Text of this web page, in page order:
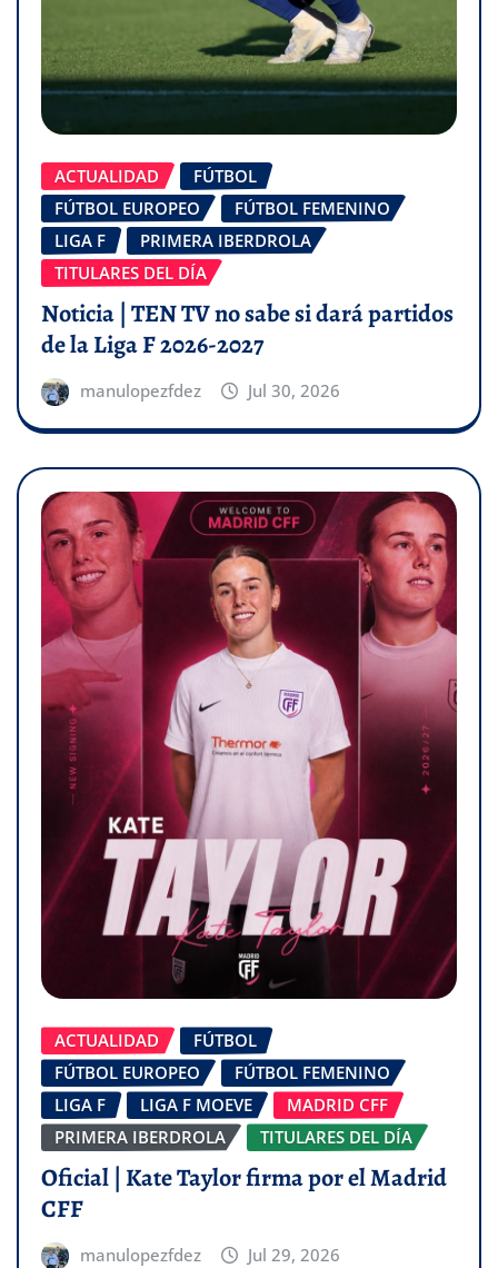
ACTUALIDAD
FÚTBOL
FÚTBOL EUROPEO
FÚTBOL FEMENINO
LIGA F
PRIMERA IBERDROLA
TITULARES DEL DÍA
Noticia | TEN TV no sabe si dará partidos
de la Liga F 2026-2027
manulopezfdez Jul 30, 2026
ACTUALIDAD
FÚTBOL
FÚTBOL EUROPEO
FÚTBOL FEMENINO
LIGA F
LIGA F MOEVE
MADRID CFF
PRIMERA IBERDROLA
TITULARES DEL DÍA
Oficial | Kate Taylor firma por el Madrid
CFF
manulopezfdez Jul 29, 2026